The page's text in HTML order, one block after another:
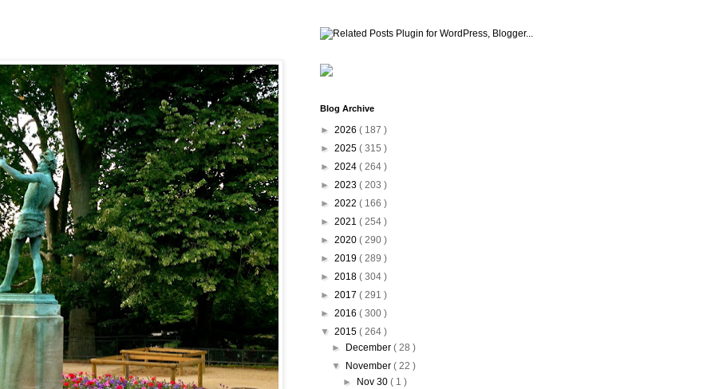
Blog Archive
► 2026 ( 187 )
► 2025 ( 315 )
► 2024 ( 264 )
► 2023 ( 203 )
► 2022 ( 166 )
► 2021 ( 254 )
► 2020 ( 290 )
► 2019 ( 289 )
► 2018 ( 304 )
► 2017 ( 291 )
► 2016 ( 300 )
▼ 2015 ( 264 )
►
December ( 28 )
▼
November ( 22 )
►
Nov 30( 1 )